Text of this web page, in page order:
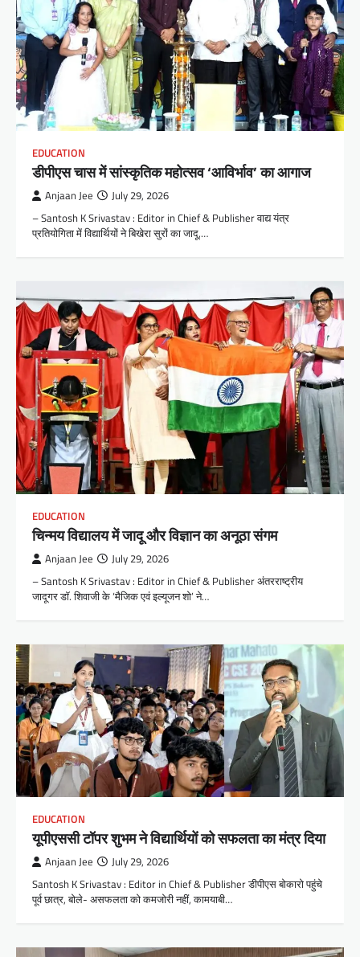
EDUCATION
डीपीएस चास में सांस्कृतिक महोत्सव ‘आविर्भाव’ का आगाज
Anjaan Jee July 29, 2026
– Santosh K Srivastav : Editor in Chief & Publisher वाद्य यंत्र
प्रतियोगिता में विद्यार्थियों ने बिखेरा सुरों का जादू,…
EDUCATION
चिन्मय विद्यालय में जादू और विज्ञान का अनूठा संगम
Anjaan Jee July 29, 2026
– Santosh K Srivastav : Editor in Chief & Publisher अंतरराष्ट्रीय
जादूगर डॉ. शिवाजी के ‘मैजिक एवं इल्यूजन शो’ ने…
EDUCATION
यूपीएससी टॉपर शुभम ने विद्यार्थियों को सफलता का मंत्र दिया
Anjaan Jee July 29, 2026
Santosh K Srivastav : Editor in Chief & Publisher डीपीएस बोकारो पहुंचे
पूर्व छात्र, बोले- असफलता को कमजोरी नहीं, कामयाबी…